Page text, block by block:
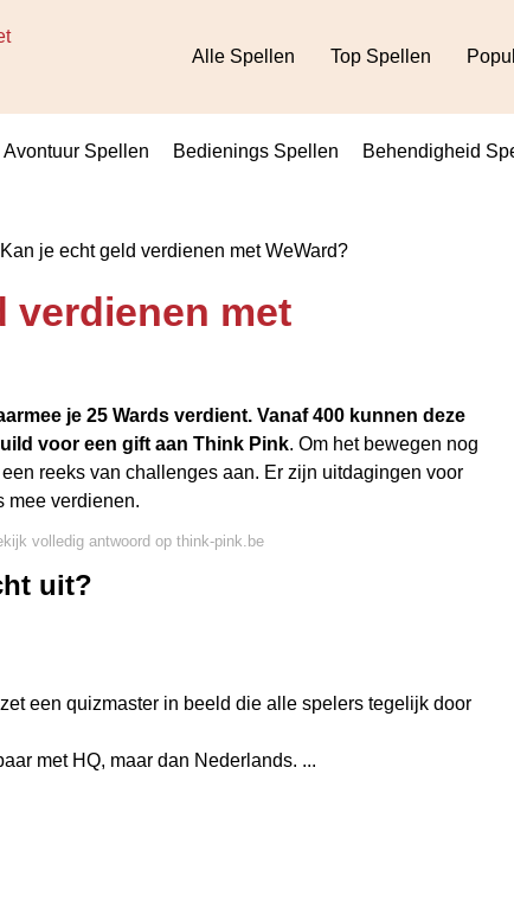
Alle Spellen Top Spellen
Avontuur Spellen Bedienings Spellen Behendigheid
Kan je echt geld verdienen met WeWard?
verdienen met
je 25 Wards verdient. Vanaf 400 kunnen deze
voor een gift aan Think Pink. Om het bewegen nog
reeks van challenges aan. Er zijn uitdagingen voor
mee verdienen.
volledig antwoord op think-pink.be
uit?
een quizmaster in beeld die alle spelers tegelijk door
met HQ, maar dan Nederlands. ...